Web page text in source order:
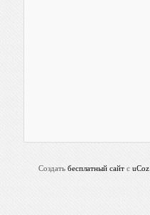
Создать бесплатный сайт с uCoz